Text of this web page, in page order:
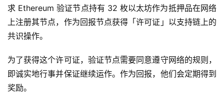
求 Ethereum 验证节点持有 32 枚以太坊作为抵押品在网络
上注册其节点，作为回报节点获得「许可证」以支持链上的
共识操作。
为了获得这个许可证，验证节点需要同意遵守网络的规则，
即诚实地行事并保证继续运作。作为回报，他们会定期得到
奖励。